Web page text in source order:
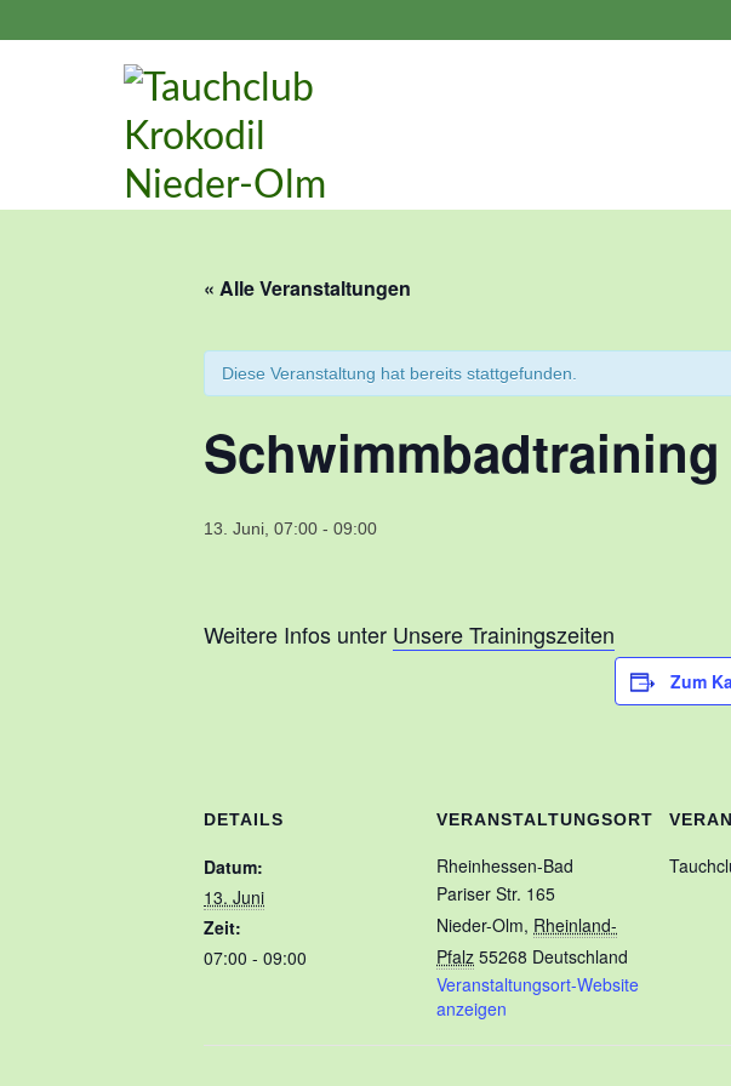
« Alle Veranstaltungen
Diese Veranstaltung hat bereits stattgefunden.
Schwimmbadtraining
13. Juni, 07:00 - 09:00
Weitere Infos unter Unsere Trainingszeiten
Zum
DETAILS
Datum:
13. Juni
Zeit:
07:00 - 09:00
VERANSTALTUNGSORT
Rheinhessen-Bad
Pariser Str. 165
Nieder-Olm, Rheinland-
Pfalz 55268 Deutschland
Veranstaltungsort-Website
anzeigen